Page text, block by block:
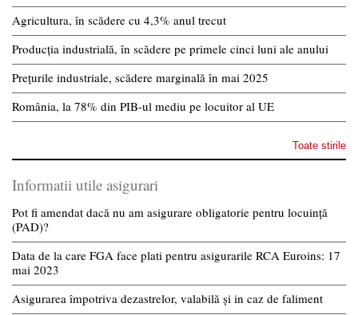
Agricultura, în scădere cu 4,3% anul trecut
Producția industrială, în scădere pe primele cinci luni ale anului
Prețurile industriale, scădere marginală în mai 2025
România, la 78% din PIB-ul mediu pe locuitor al UE
Toate stirile
Informatii utile asigurari
Pot fi amendat dacă nu am asigurare obligatorie pentru locuință
(PAD)?
Data de la care FGA face plati pentru asigurarile RCA Euroins: 17
mai 2023
Asigurarea împotriva dezastrelor, valabilă și in caz de faliment